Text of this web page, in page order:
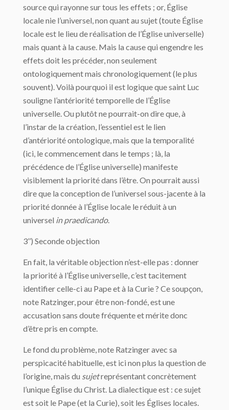
source qui rayonne sur tous les effets ; or, Église
locale nie l’universel, non quant au sujet (toute Église
locale est le lieu de réalisation de l’Église universelle)
mais quant à la cause. Mais la cause qui engendre les
effets doit les précéder, non seulement
ontologiquement mais chronologiquement (le plus
souvent). Voilà pourquoi il est logique que saint Luc
souligne l’antériorité temporelle de l’Église
universelle. Ou plutôt ne pourrait-on dire que, à
l’instar de la création, l’essentiel est le lien
d’antériorité ontologique, mais que la temporalité
(ici, le commencement dans le temps ; là, la
précédence de l’Église universelle) manifeste
visiblement la priorité dans l’être. On pourrait aussi
dire que la conception de l’universel sous-jacente à la
priorité donnée à l’Église locale le réduit à un
universel in praedicando.
3’’) Seconde objection
En fait, la véritable objection n’est-elle pas : donner
la priorité à l’Église universelle, c’est tacitement
identifier celle-ci au Pape et à la Curie ? Ce soupçon,
note Ratzinger, pour être non-fondé, est une
accusation sans doute fréquente et mérite donc
d’être pris en compte.
Le fond du problème, note Ratzinger avec sa
perspicacité habituelle, est ici non plus la question de
l’origine, mais du sujetreprésentant concrètement
l’unique Église du Christ. La dialectique est : ce sujet
est soit le Pape (et la Curie), soit les Églises locales.